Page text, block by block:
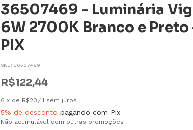
36507469 - Luminária
6W 2700K Branco e Preto
PIX
SKU: 36507469
R$122,44
6 x de R$20,41 sem juros
5% de desconto pagando com Pix
Não acumulável com outras promoções